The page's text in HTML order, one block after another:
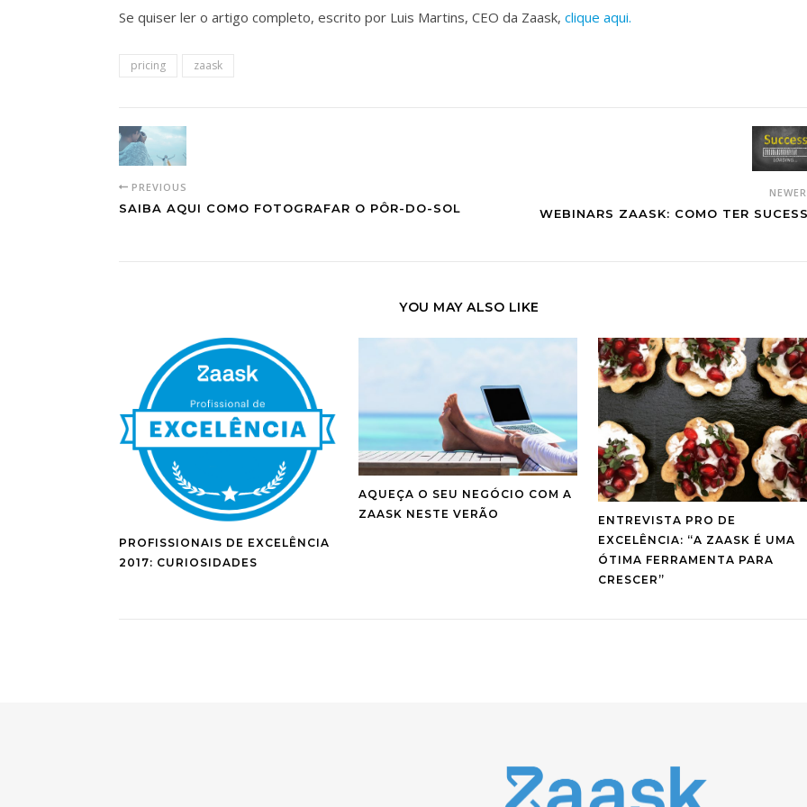
Se quiser ler o artigo completo, escrito por Luis Martins, CEO da Zaask, clique aqui.
pricing zaask
PREVIOUS
SAIBA AQUI COMO FOTOGRAFAR O PÔR-DO-SOL WEBINARS ZAASK: COMO TER
YOU MAY ALSO LIKE
PROFISSIONAIS DE EXCELÊNCIA
2017: CURIOSIDADES
AQUEÇA O SEU NEGÓCIO COM A
ZAASK NESTE VERÃO
ENTREVISTA PRO DE
EXCELÊNCIA: “A ZAASK É UMA
ÓTIMA FERRAMENTA PARA
CRESCER”